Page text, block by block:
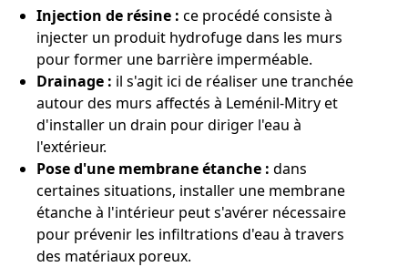
Injection de résine : ce procédé consiste à
injecter un produit hydrofuge dans les murs
pour former une barrière imperméable.
Drainage : il s'agit ici de réaliser une tranchée
autour des murs affectés à Leménil-Mitry et
d'installer un drain pour diriger l'eau à
l'extérieur.
Pose d'une membrane étanche : dans
certaines situations, installer une membrane
étanche à l'intérieur peut s'avérer nécessaire
pour prévenir les infiltrations d'eau à travers
des matériaux poreux.